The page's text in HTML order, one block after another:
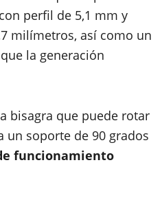
perfil de 5,1 mm y
milímetros, así como un
la generación
bisagra que puede rotar
un soporte de 90 grados
funcionamiento